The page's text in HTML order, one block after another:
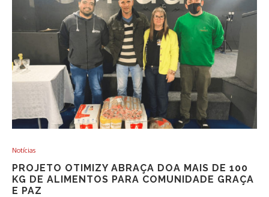
Notícias
PROJETO OTIMIZY ABRAÇA DOA MAIS DE 100
KG DE ALIMENTOS PARA COMUNIDADE GRAÇA
E PAZ